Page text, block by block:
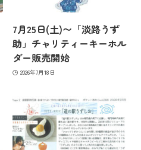
7月25日(土)〜「淡路うず
助」チャリティーキーホル
ダー販売開始
2026年7月18日